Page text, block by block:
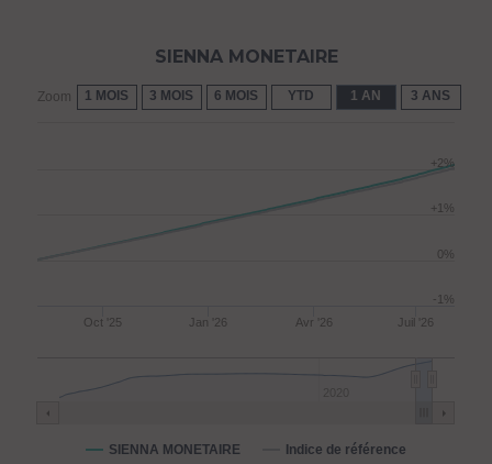
Zoom 1 MOIS 3 MOIS 6 MOIS YTD 1 AN 3 ANS
SIENNA MONETAIRE
SIENNA MONETAIRE Indice de référence
Oct '25 Jan '26 Avr '26 Juil '26
-1%
0%
+1%
+2%